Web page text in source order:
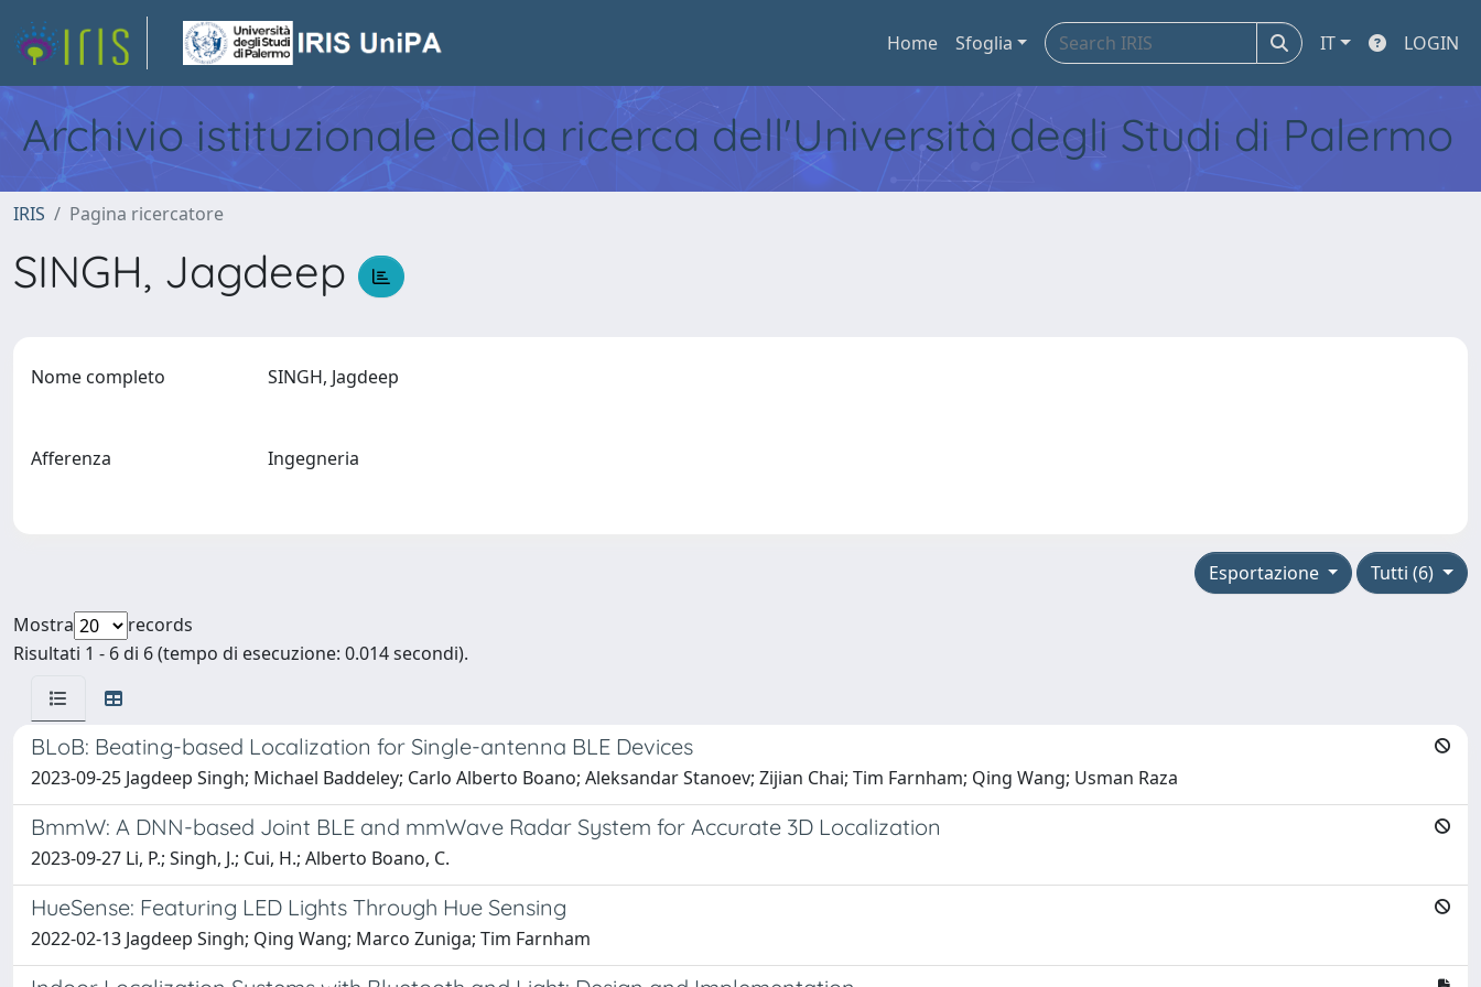
Home Sfoglia IT LOGIN
Archivio istituzionale della ricerca dell'Università degli Studi di Palermo
IRIS Pagina ricercatore
SINGH, Jagdeep
Nome completo SINGH, Jagdeep
Afferenza Ingegneria
Tutti (6)
Esportazione
Mostra
records
Risultati 1 - 6 di 6 (tempo di esecuzione: 0.014 secondi).
BLoB: Beating-based Localization for Single-antenna BLE Devices
2023-09-25 Jagdeep Singh; Michael Baddeley; Carlo Alberto Boano; Aleksandar Stanoev; Zijian Chai; Tim Farnham; Qing Wang; Usman Raza
BmmW: A DNN-based Joint BLE and mmWave Radar System for Accurate 3D Localization
2023-09-27 Li, P.; Singh, J.; Cui, H.; Alberto Boano, C.
HueSense: Featuring LED Lights Through Hue Sensing
2022-02-13 Jagdeep Singh; Qing Wang; Marco Zuniga; Tim Farnham